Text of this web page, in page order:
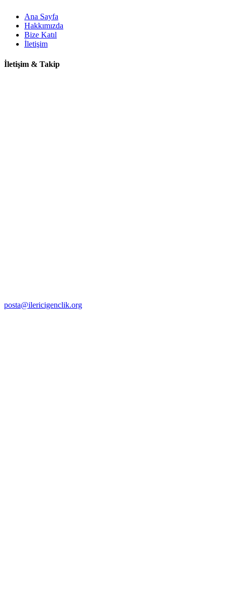
Ana Sayfa
Hakkımızda
Bize Katıl
İletişim
İletişim & Takip
posta@ilericigenclik.org